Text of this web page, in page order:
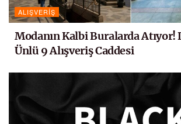
ALIŞVERIŞ
Modanın Kalbi Buralarda Atıyor!
Ünlü 9 Alışveriş Caddesi